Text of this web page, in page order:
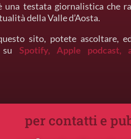
una testata giornalistica che
della Valle d’Aosta.
sito, potete ascoltare,
Spotify, Apple podcast,
per contatti e